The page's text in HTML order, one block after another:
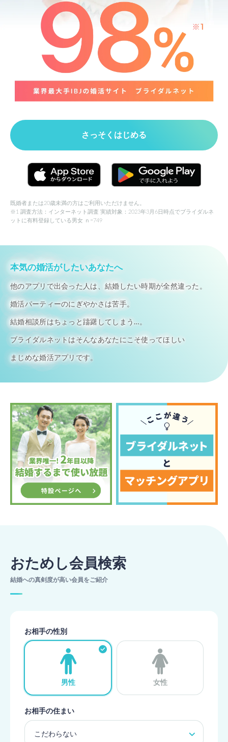
さっそくはじめる
既婚者または20歳未満の方はご利用いただけません。
※1 調査方法：インターネット調査 実績対象：2023年3月6日時点でブライダルネ
ットに有料登録している男女 ｎ=749
本気の婚活がしたいあなたへ
他のアプリで出会った人は、結婚したい時期が全然違った。
婚活パーティーのにぎやかさは苦手。
結婚相談所はちょっと躊躇してしまう…。
ブライダルネットはそんなあなたにこそ使ってほしい
まじめな婚活アプリです。
おためし会員検索
結婚への真剣度が高い会員をご紹介
お相手の性別
男性 女性
お相手の住まい